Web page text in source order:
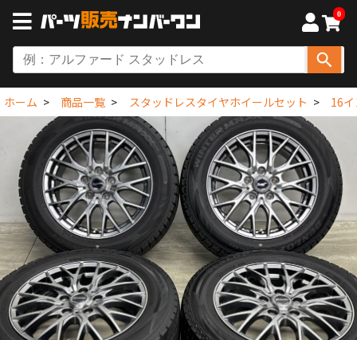
0
ホーム 商品一覧 スタッドレスタイヤホイールセット 16